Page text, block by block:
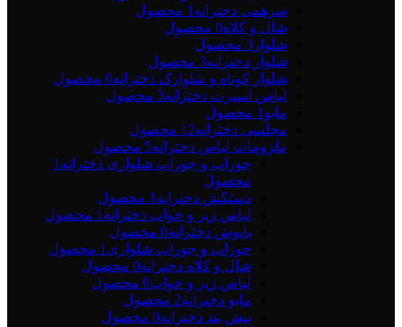
سرهمی دخترانه 1 محصول
شال و کلاه0 محصول
شلوار 3 محصول
شلوار دخترانه3 محصول
شلوار کوتاه و شلوارک دخترانه0 محصول
لباس اسپرت دخترانه3 محصول
مایو 1 محصول
مجلسی دخترانه12 محصول
ملزومات لباس دخترانه5 محصول
جوراب و جوراب شلواری دخترانه 1
محصول
دستکش دخترانه 1 محصول
لباس زیر و خواب دخترانه 1 محصول
پاپوش دخترانه0 محصول
جوراب و جوراب شلواری 1 محصول
شال و کلاه دخترانه0 محصول
لباس زیر و خواب0 محصول
مایو دخترانه2 محصول
پیش بند دخترانه0 محصول